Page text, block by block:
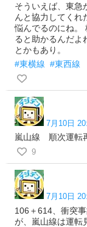
そういえば、東急
んと協力してくれ
悩んでるのにね。
ると助かるんだよ
とかもあり。
#東横線 #東西線
7月10日
嵐山線 順次運転
9
7月10日
106＋614、衝突
が、嵐山線は運転